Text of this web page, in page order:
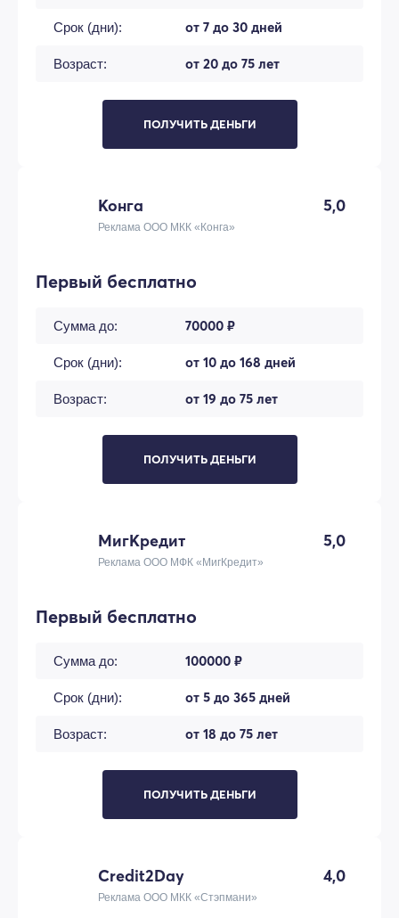
Срок (дни): от 7 до 30 дней
Возраст: от 20 до 75 лет
ПОЛУЧИТЬ ДЕНЬГИ
Конга 5,0
Реклама ООО МКК «Конга»
Первый бесплатно
Сумма до: 70000 ₽
Срок (дни): от 10 до 168 дней
Возраст: от 19 до 75 лет
ПОЛУЧИТЬ ДЕНЬГИ
МигКредит 5,0
Реклама ООО МФК «МигКредит»
Первый бесплатно
Сумма до: 100000 ₽
Срок (дни): от 5 до 365 дней
Возраст: от 18 до 75 лет
ПОЛУЧИТЬ ДЕНЬГИ
Credit2Day 4,0
Реклама ООО МКК «Стэпмани»